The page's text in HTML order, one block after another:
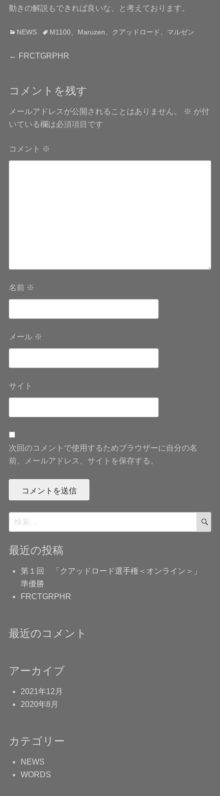
動きの解説もできれば良いな、と考えております。
カ NEWS
タ M1100、 Maruzen クアッドロード マルゼン
投
ナ
ビ
ゲ
ー
← 前
稿:
FRCTGRPHR
コメントを残す
メールアドレスが公開されることはありません。 ※ が付
いている欄は必須項目です
コメント ※
名前 ※
メール ※
サイト
次回のコメントで使用するためブラウザーに自分の名
前、メールアドレス、サイトを保存する。
検
索:
最近の投稿
第１回 「クアッドロード選手権＜オンライン＞」
準優勝
FRCTGRPHR
最近のコメント
アーカイブ
2021年12月
2020年8月
カテゴリー
NEWS
WORDS